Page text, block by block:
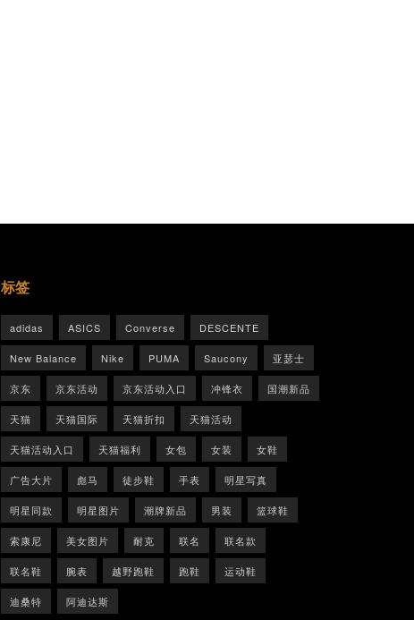
标签
adidas ASICS Converse DESCENTE
New Balance Nike PUMA Saucony 亚瑟士
京东 京东活动 京东活动入口 冲锋衣 国潮新品
天猫 天猫国际 天猫折扣 天猫活动
天猫活动入口 天猫福利 女包 女装 女鞋
广告大片 彪马 徒步鞋 手表 明星写真
明星同款 明星图片 潮牌新品 男装 篮球鞋
索康尼 美女图片 耐克 联名 联名款
联名鞋 腕表 越野跑鞋 跑鞋 运动鞋
迪桑特 阿迪达斯